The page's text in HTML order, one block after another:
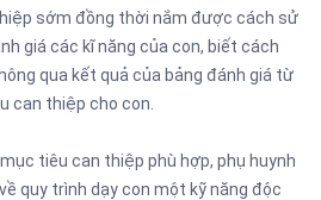
sớm đồng thời nắm được cách sử
giá các kĩ năng của con, biết cách
qua kết quả của bảng đánh giá từ
can thiệp cho con.
tiêu can thiệp phù hợp, phụ huynh
quy trình dạy con một kỹ năng độc